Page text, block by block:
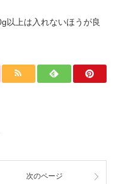
以上は入れないほうが良
次のページ